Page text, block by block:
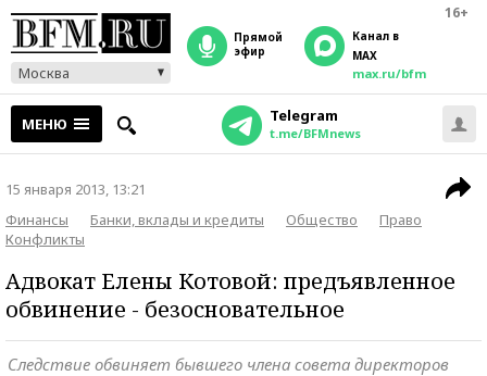
16+
Москва
прямой
эфир
Канал в
MAX
max.ru/bfm
МЕНЮ Telegram
t.me/BFMnews
15 января 2013, 13:21
Финансы
Банки, вклады и кредиты Общество
Право
Конфликты
Адвокат Елены Котовой: предъявленное
обвинение - безосновательное
Следствие обвиняет бывшего члена совета директоров